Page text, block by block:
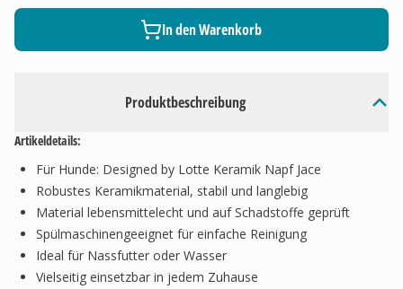
Produktbeschreibung
Artikeldetails:
Für Hunde: Designed by Lotte Keramik Napf Jace
Robustes Keramikmaterial, stabil und langlebig
Material lebensmittelecht und auf Schadstoffe geprüft
Spülmaschinengeeignet für einfache Reinigung
Ideal für Nassfutter oder Wasser
Vielseitig einsetzbar in jedem Zuhause
In den Warenkorb